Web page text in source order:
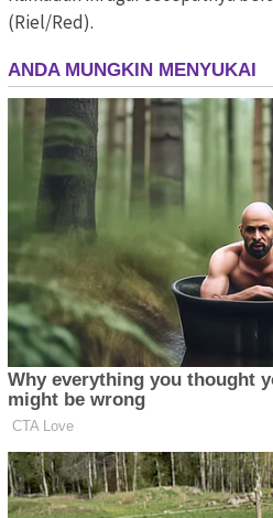
(Riel/Red).